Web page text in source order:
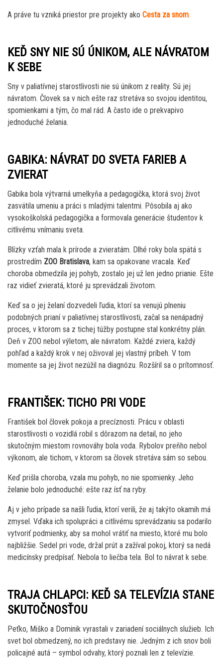
A práve tu vzniká priestor pre projekty ako Cesta za snom.
KEĎ SNY NIE SÚ ÚNIKOM, ALE NÁVRATOM
K SEBE
Sny v paliatívnej starostlivosti nie sú únikom z reality. Sú jej
návratom. Človek sa v nich ešte raz stretáva so svojou identitou,
spomienkami a tým, čo mal rád. A často ide o prekvapivo
jednoduché želania.
GABIKA: NÁVRAT DO SVETA FARIEB A
ZVIERAT
Gabika bola výtvarná umelkyňa a pedagogička, ktorá svoj život
zasvätila umeniu a práci s mladými talentmi. Pôsobila aj ako
vysokoškolská pedagogička a formovala generácie študentov k
citlivému vnímaniu sveta.
Blízky vzťah mala k prírode a zvieratám. Dlhé roky bola spätá s
prostredím ZOO Bratislava, kam sa opakovane vracala. Keď
choroba obmedzila jej pohyb, zostalo jej už len jedno prianie. Ešte
raz vidieť zvieratá, ktoré ju sprevádzali životom.
Keď sa o jej želaní dozvedeli ľudia, ktorí sa venujú plneniu
podobných prianí v paliatívnej starostlivosti, začal sa nenápadný
proces, v ktorom sa z tichej túžby postupne stal konkrétny plán.
Deň v ZOO nebol výletom, ale návratom. Každé zviera, každý
pohľad a každý krok v nej oživoval jej vlastný príbeh. V tom
momente sa jej život nezúžil na diagnózu. Rozšíril sa o prítomnosť.
FRANTIŠEK: TICHO PRI VODE
František bol človek pokoja a precíznosti. Prácu v oblasti
starostlivosti o vozidlá robil s dôrazom na detail, no jeho
skutočným miestom rovnováhy bola voda. Rybolov preňho nebol
výkonom, ale tichom, v ktorom sa človek stretáva sám so sebou.
Keď prišla choroba, vzala mu pohyb, no nie spomienky. Jeho
želanie bolo jednoduché: ešte raz ísť na ryby.
Aj v jeho prípade sa našli ľudia, ktorí verili, že aj takýto okamih má
zmysel. Vďaka ich spolupráci a citlivému sprevádzaniu sa podarilo
vytvoriť podmienky, aby sa mohol vrátiť na miesto, ktoré mu bolo
najbližšie. Sedel pri vode, držal prút a zažíval pokoj, ktorý sa nedá
medicínsky predpísať. Nebola to liečba tela. Bol to návrat k sebe.
TRAJA CHLAPCI: KEĎ SA TELEVÍZIA STANE
SKUTOČNOSŤOU
Peťko, Miško a Dominik vyrastali v zariadení sociálnych služieb. Ich
svet bol obmedzený, no ich predstavy nie. Jedným z ich snov boli
policajné autá – symbol odvahy, ktorý poznali len z televízie.